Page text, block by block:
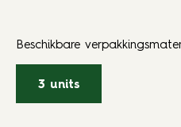
Beschikbare
3 units